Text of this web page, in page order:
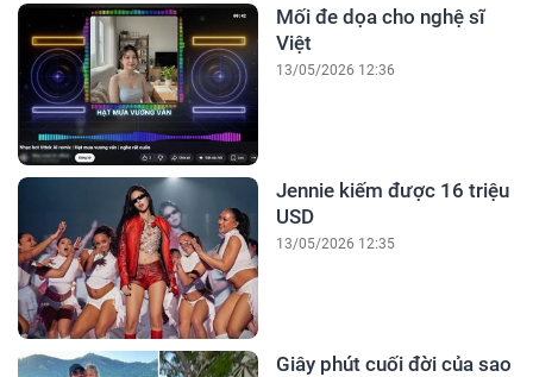
Mối đe dọa cho nghệ sĩ
Việt
13/05/2026 12:36
Jennie kiếm được 16 triệu
USD
13/05/2026 12:35
Giây phút cuối đời của sao